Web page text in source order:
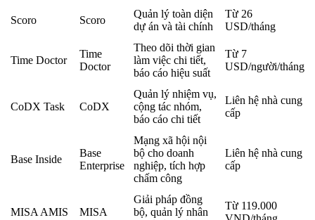
Scoro Scoro
Quản lý toàn diện
dự án và tài chính
Từ 26
USD/tháng
Time Doctor
Time
Doctor
Theo dõi thời gian
làm việc chi tiết,
báo cáo hiệu suất
Từ 7
USD/người/tháng
CoDX Task CoDX
Quản lý nhiệm vụ,
cộng tác nhóm,
báo cáo chi tiết
Liên hệ nhà cung
cấp
Base Inside
Base
Enterprise
Mạng xã hội nội
bộ cho doanh
nghiệp, tích hợp
chấm công
Liên hệ nhà cung
cấp
MISA AMIS MISA
Giải pháp đồng
bộ, quản lý nhân
Từ 119.000